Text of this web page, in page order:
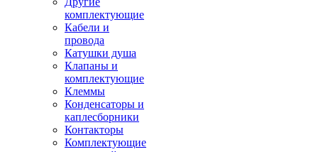
комплектующие
Кабели и
провода
Катушки душа
Клапаны и
комплектующие
Клеммы
Конденсаторы и
каплесборники
Контакторы
Комплектующие